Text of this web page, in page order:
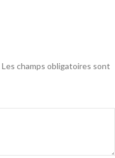
Les champs obligatoires sont